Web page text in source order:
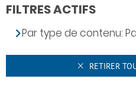
FILTRES ACTIFS
Par type de contenu:
RETIRER